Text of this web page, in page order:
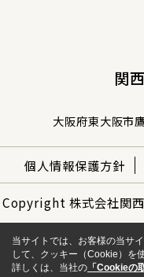
関
大阪府東大阪市
個人情報保護方針
Copyright 株式会社関
当サイトでは、お客様の当サ
して、クッキー（Cookie）を
詳しくは、当社の 「Cookieの